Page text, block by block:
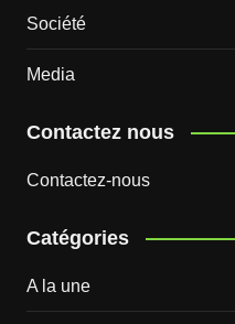
Société
Media
Contactez nous
Contactez-nous
Catégories
A la une